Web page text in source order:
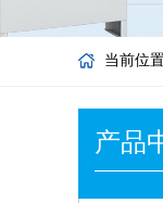
当前位置
产品